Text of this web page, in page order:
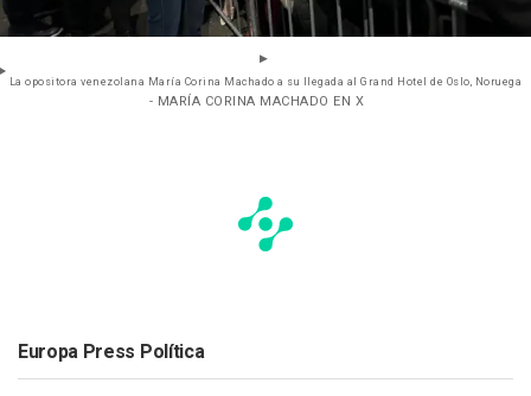
La opositora venezolana María Corina Machado a su llegada al Grand Hotel de Oslo, Noruega
- MARÍA CORINA MACHADO EN X
Europa Press Política